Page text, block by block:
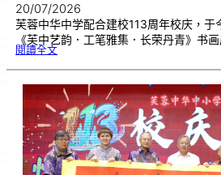
20/07/2026
芙蓉中华中学配合建校113周年校庆，
《芙中艺韵．工笔雅集．长荣丹青》书
閱讀全文:《
艺
．
工
笔
雅
．
长
荣
丹
青
》
书
画
展
开
幕